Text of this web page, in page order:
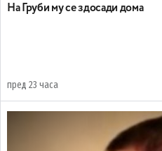
На Груби му се здосади дома
пред 23 часа